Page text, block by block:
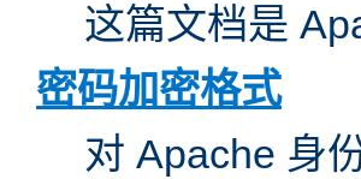
这篇文档是
密码加密格式
对 Apache 身